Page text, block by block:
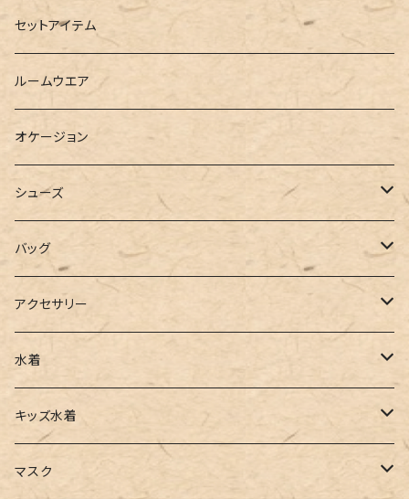
ダウンジャケット
ベスト
ニット
シャツ
ブラウス
カーディガン
ポロシャツ
ベスト
チュニック
タンクトップ
キャミソール
ショートパンツ
ハーフパンツ
スウェット
ジャージ
スラックス
ワイドパンツ
カーゴパンツ
サロペット
ガウチョ
ミニ
その他
シャツワンピース
スウェットワンピース
パーカーワンピース
ニットワンピース
キャミワンピース
サロペット
オールインワン
セットアイテム
ルームウエア
オケージョン
シューズ
ブーツ
パンプス
サンダル
スニーカー
フラットシューズ
バッグ
トートバッグ
ショルダー
バックパック
カゴバッグ
アクセサリー
その他
水着
ワンピース
ビキニ
キッズ水着
女の子
マスク